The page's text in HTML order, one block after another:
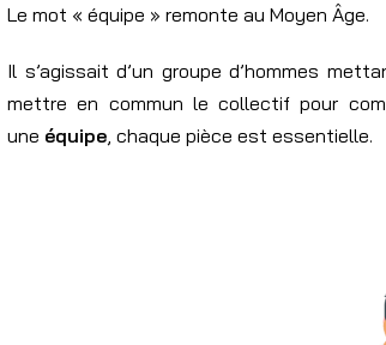
Le mot « équipe » remonte au Moyen Âge.
Il s’agissait d’un groupe d’hommes
mettre en commun le collectif pour
une équipe , chaque pièce est essentielle.